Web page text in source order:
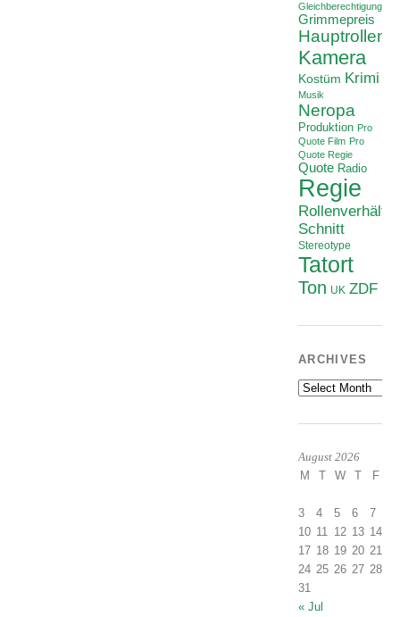
Gleichberechtigung
Grimmepreis
Hauptrollen
Kamera
Kostüm Krimi
Musik
Neropa
Produktion Pro
Quote Film Pro
Quote Regie
Quote Radio
Regie
Schnitt
Stereotype
Tatort
Ton UK ZDF
ARCHIVES
Archives
August 2026
M T W T F
3
4 5 6 7
10 11 12 13 14
17 18 19 20 21
24 25 26 27 28
31
« Jul